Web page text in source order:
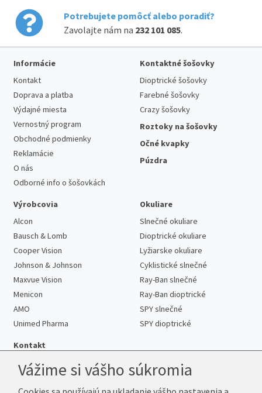
Potrebujete pomôcť alebo poradiť?
Zavolajte nám na 232 101 085.
Informácie
Kontakt
Doprava a platba
Výdajné miesta
Vernostný program
Obchodné podmienky
Reklamácie
O nás
Odborné info o šošovkách
Kontaktné šošovky
Dioptrické šošovky
Farebné šošovky
Crazy šošovky
Roztoky na šošovky
Očné kvapky
Púzdra
Výrobcovia
Alcon
Bausch & Lomb
Cooper Vision
Johnson & Johnson
Maxvue Vision
Menicon
AMO
Unimed Pharma
Okuliare
Slnečné okuliare
Dioptrické okuliare
Lyžiarske okuliare
Cyklistické slnečné
Ray-Ban slnečné
Ray-Ban dioptrické
SPY slnečné
SPY dioptrické
Kontakt
Vážime si vášho súkromia